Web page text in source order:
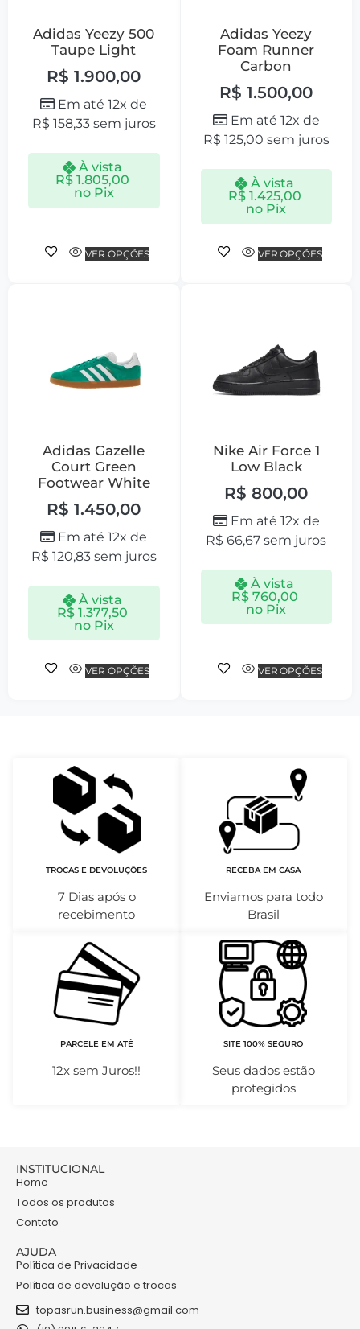
Adidas Yeezy 500
Taupe Light
R$ 1.900,00
Em até 12x de
R$ 158,33sem juros
À vista
R$1.805,00
no Pix
VER OPÇÕES
Adidas Yeezy
Foam Runner
Carbon
R$ 1.500,00
Em até 12x de
R$ 125,00 sem juros
À vista
R$1.425,00
no Pix
VER OPÇÕES
Adidas Gazelle
Court Green
Footwear White
R$ 1.450,00
Em até 12x de
R$ 120,83sem juros
À vista
R$1.377,50
no Pix
VER OPÇÕES
Nike Air Force 1
Low Black
R$ 800,00
Em até 12x de
R$ 66,67 sem juros
À vista
R$760,00
no Pix
VER OPÇÕES
TROCAS E DEVOLUÇÕES
7 Dias após o
recebimento
RECEBA EM CASA
Enviamos para todo
Brasil
PARCELE EM ATÉ
12x sem Juros!!
SITE 100% SEGURO
Seus dados estão
protegidos
INSTITUCIONAL
Home
Todos os produtos
Contato
AJUDA
Política de Privacidade
Política de devolução e trocas
topasrun.business@gmail.com